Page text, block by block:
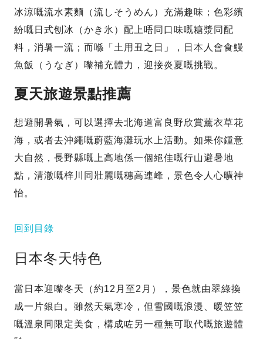
冰涼嘅流水素麵（流しそうめん）充滿趣味；色彩繽
紛嘅日式刨冰（かき氷）配上唔同口味嘅糖漿同配
料，消暑一流；而喺「土用丑之日」，日本人會食鰻
魚飯（うなぎ）嚟補充體力，迎接炎夏嘅挑戰。
夏天旅遊景點推薦
想避開暑氣，可以選擇去北海道富良野欣賞薰衣草花
海，或者去沖繩嘅蔚藍海灘玩水上活動。如果你鍾意
大自然，長野縣嘅上高地係一個絕佳嘅行山避暑地
點，清澈嘅梓川同壯麗嘅穗高連峰，景色令人心曠神
怡。
回到目錄
日本冬天特色
當日本迎嚟冬天（約12月至2月），景色就由翠綠換
成一片銀白。雖然天氣寒冷，但雪國嘅浪漫、暖笠笠
嘅溫泉同限定美食，構成咗另一種無可取代嘅旅遊體